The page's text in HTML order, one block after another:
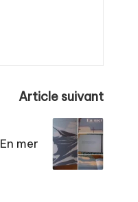
Article suivant
En mer